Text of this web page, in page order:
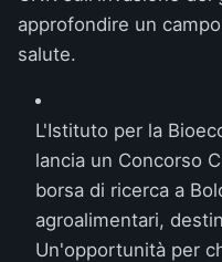
approfondire un
salute.
L'Istituto per la
lancia un Concorso
borsa di ricerca a
agroalimentari,
Un'opportunità per